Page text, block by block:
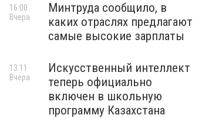
Минтруда сообщило, в
каких отраслях предлагают
самые высокие зарплаты
16:00
Вчера
Искусственный интеллект
теперь официально
включен в школьную
программу Казахстана
13:11
Вчера